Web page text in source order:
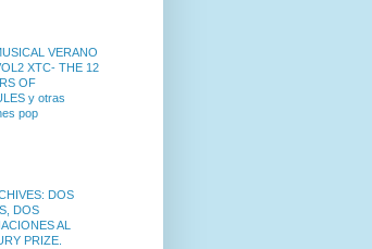
VERANO
XTC- THE 12
OF
y otras
pop
DOS
DOS
AL
PRIZE.